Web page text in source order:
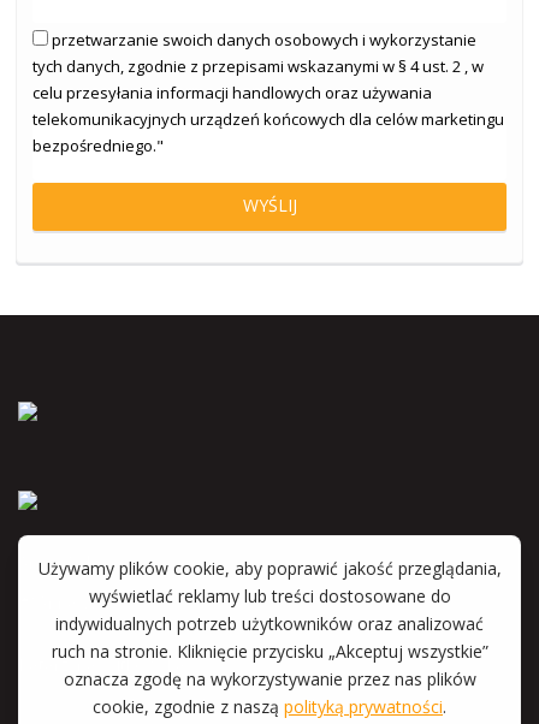
przetwarzanie swoich danych osobowych i wykorzystanie
tych danych, zgodnie z przepisami wskazanymi w § 4 ust. 2 , w
celu przesyłania informacji handlowych oraz używania
telekomunikacyjnych urządzeń końcowych dla celów marketingu
bezpośredniego."
Anna Wyka
Katarzyna Witkowska